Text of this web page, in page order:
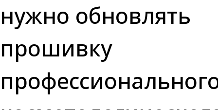
нужно обновлять
прошивку